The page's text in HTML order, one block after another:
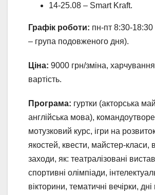
14-25.08 – Smart Kraft.
Графік роботи: пн-пт 8:30-
– група подовженого дня).
Ціна: 9000 грн/зміна,
вартість.
Програма: гуртки (акторська
англійська мова),
мотузковий курс, ігри на
якостей, квести, майстер-класи,
заходи, як: театралізовані
спортивні олімпіади,
вікторини, тематичні вечірки,